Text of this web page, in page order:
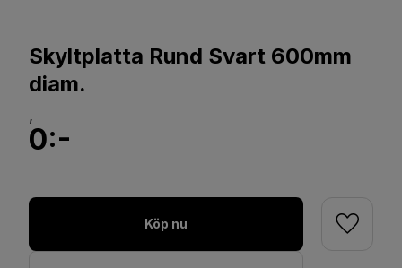
Skyltplatta Rund Svart 600mm
diam.
,
0:-
Köp nu